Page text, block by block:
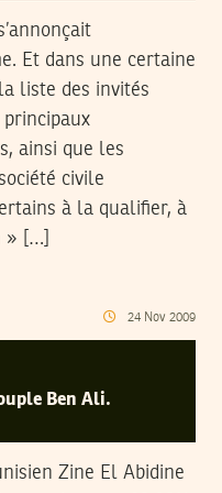
Et dans une certaine
liste des invités
ainsi que les
civile
à la qualifier, à
» […]
24 Nov 2009
Ben Ali.
Zine El Abidine